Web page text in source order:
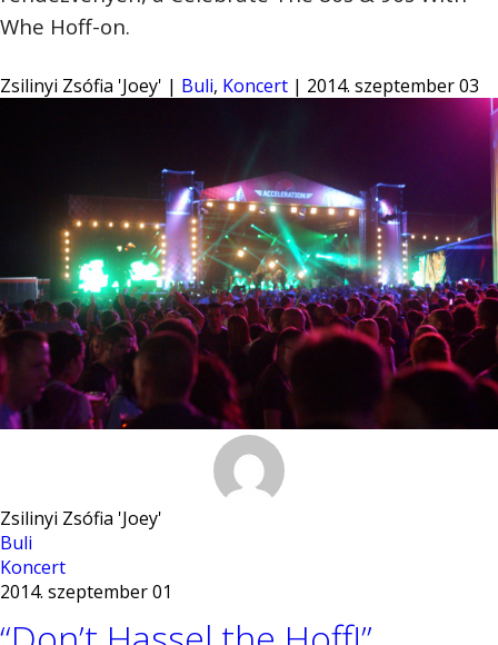
Whe Hoff-on.
Zsilinyi Zsófia 'Joey' | Buli, Koncert | 2014. szeptember 03
Zsilinyi Zsófia 'Joey'
Buli
Koncert
2014. szeptember 01